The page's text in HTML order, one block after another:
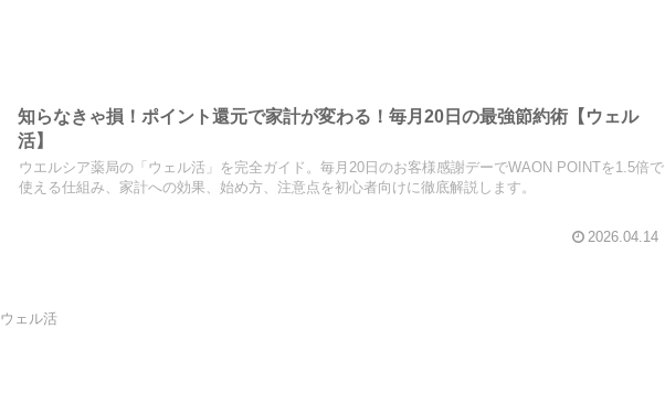
知らなきゃ損！ポイント還元で家計が変わる！毎月20日の最強節約術【ウェル
活】
ウエルシア薬局の「ウェル活」を完全ガイド。毎月20日のお客様感謝デーでWAON POINTを1.5倍で
使える仕組み、家計への効果、始め方、注意点を初心者向けに徹底解説します。
2026.04.14
ウェル活